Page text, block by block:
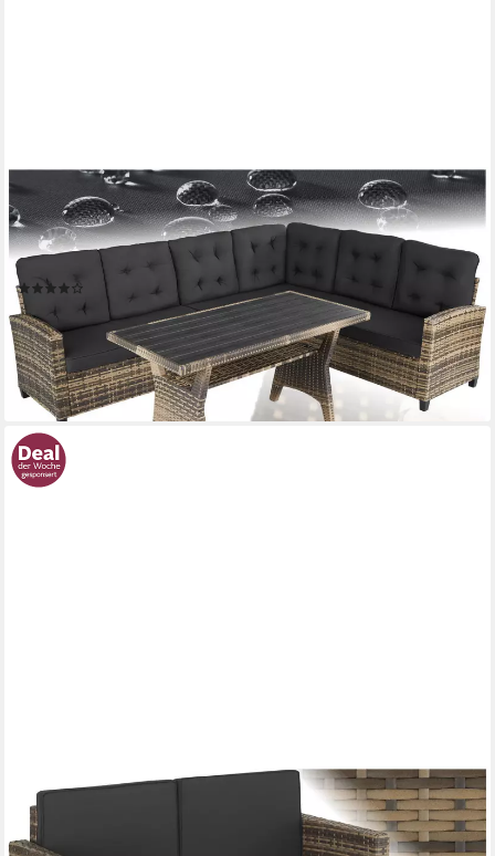
Loungeset gemütliche rattan-gartenmöbel mit weichen polstern,
(polyrattan lounge Catania, 3-tlg., in Natur), wetterfestes UV-
beständiges Polyrattan
(70)
499,99 € UVP 899,00 €
-44%
lieferbar - in 2-3 Werktagen bei dir
TECTAKE
Loungeset Rattan Lounge, Hocker mit klappbarer Stütze,
(Gartenlounge Korfu, 2-tlg., in natur), 2-Sitzer, widerstandsfähig,